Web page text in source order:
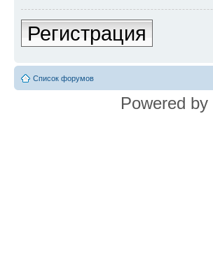
Регистрация
Список форумов
Powered by